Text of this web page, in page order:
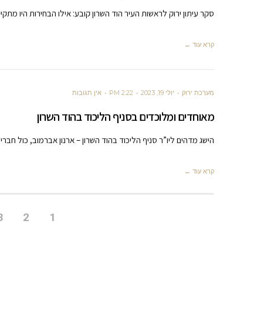
סקר עיתון ירוק לראשות העיר הוד השרון קובע: אילו הבחירות היו
קרא עוד ←
מערכת ירוק יולי 19, 2023 2:22 PM אין תגובות
מאוחדים ומלוכדים בסניף הליכוד בהוד השרון
הישג מדהים ליו”ר סניף הליכוד בהוד השרון – ארנון אברמוב, כול
קרא עוד ←
1
2